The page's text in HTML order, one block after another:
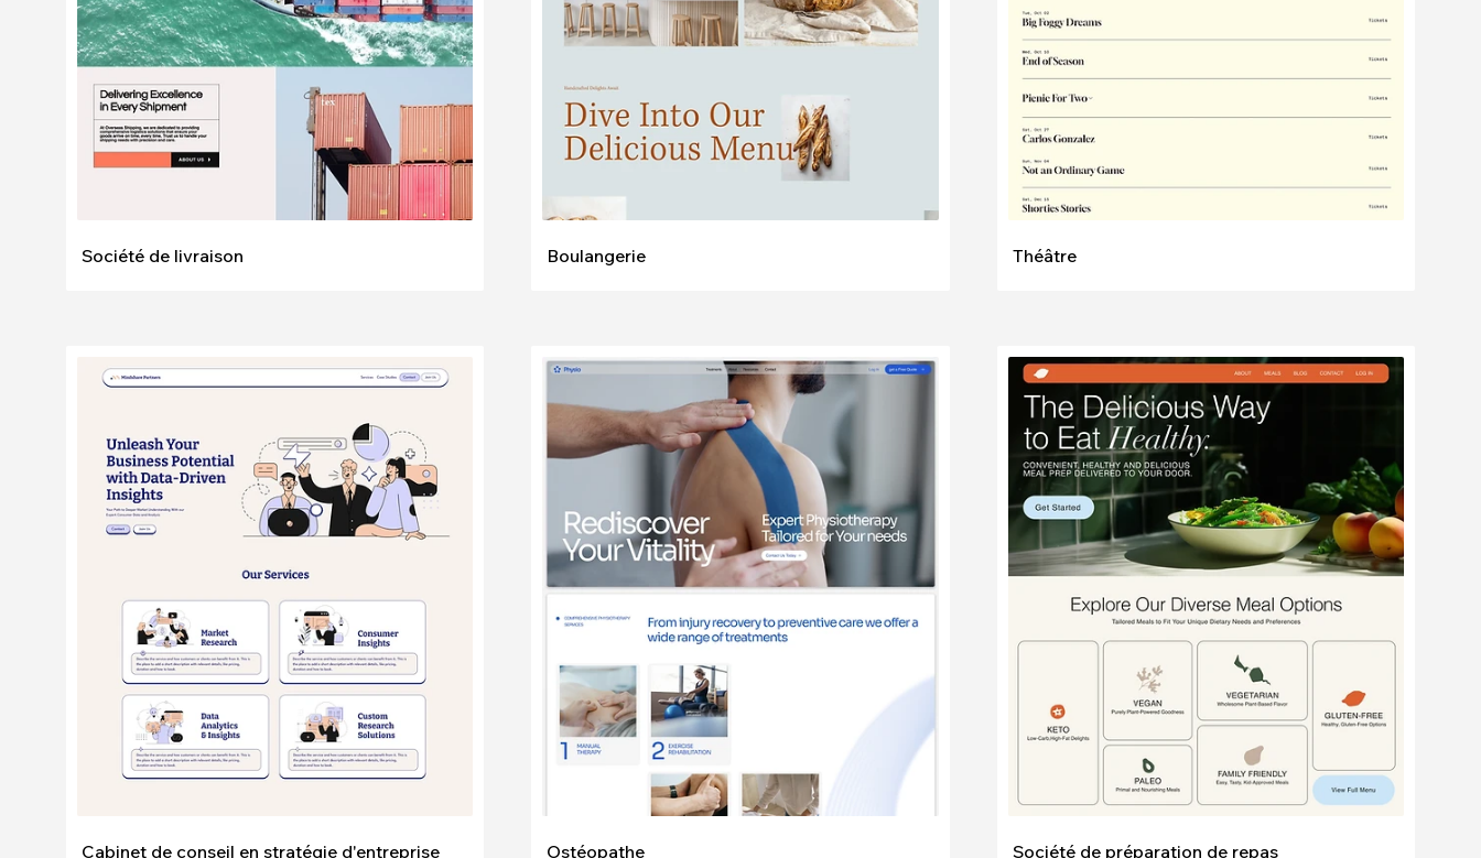
Voir
Société de livraison
Voir
Boulangerie Théâtre
Voir
Cabinet de conseil en stratégie d'entreprise
Modifier
Ostéopathe
Modifier
Voir
Société de préparation de repas